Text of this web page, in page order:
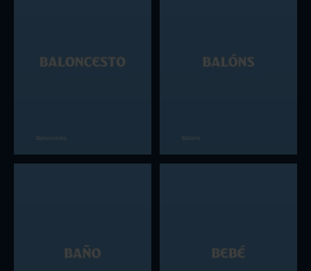
Baloncesto Balóns